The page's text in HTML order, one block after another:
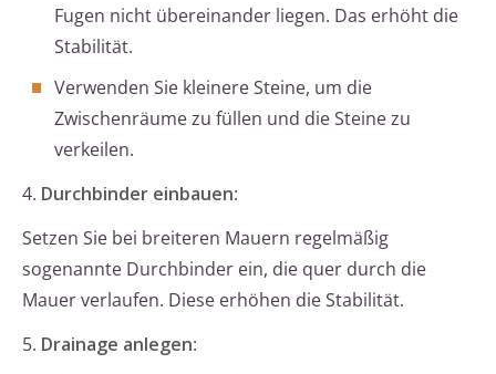
Fugen nicht übereinander liegen. Das erhöht die
Stabilität.
Verwenden Sie kleinere Steine, um die
Zwischenräume zu füllen und die Steine zu
verkeilen.
4. Durchbinder einbauen:
Setzen Sie bei breiteren Mauern regelmäßig
sogenannte Durchbinder ein, die quer durch die
Mauer verlaufen. Diese erhöhen die Stabilität.
5. Drainage anlegen: